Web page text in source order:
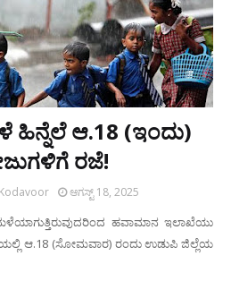
ಹಿನ್ನೆಲೆ ಆ.18 (ಇಂದು)
ರಜೆ!
ಆಗಸ್ಟ್ 18, 2025
ಹವಾಮಾನ ಇಲಾಖೆಯು
ಆ.18 (ಸೋಮವಾರ) ರಂದು ಉಡುಪಿ ಜಿಲ್ಲೆಯ